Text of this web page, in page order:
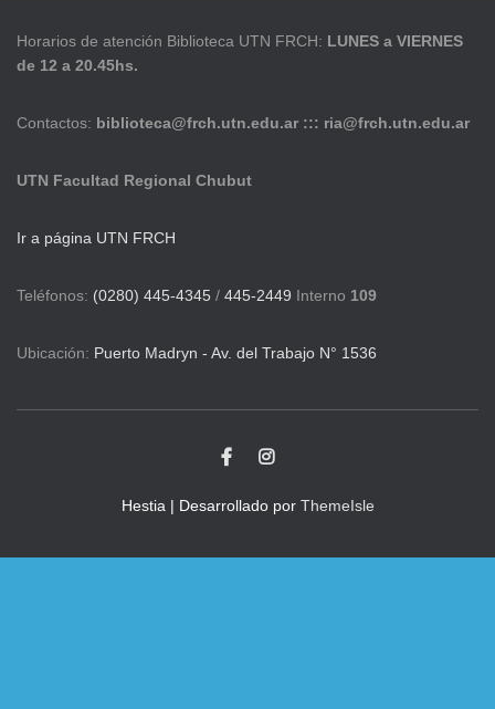
Horarios de atención Biblioteca UTN FRCH: LUNES a VIERNES
de 12 a 20.45hs.
Contactos: biblioteca@frch.utn.edu.ar ::: ria@frch.utn.edu.ar
UTN Facultad Regional Chubut
Ir a página UTN FRCH
Teléfonos: (0280) 445-4345 / 445-2449 Interno 109
Ubicación: Puerto Madryn - Av. del Trabajo N° 1536
Hestia | Desarrollado por ThemeIsle